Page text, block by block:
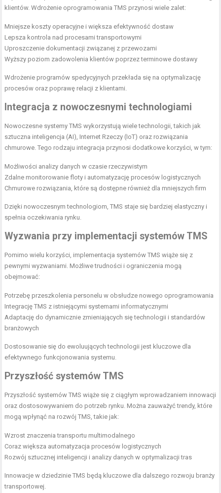
klientów. Wdrożenie oprogramowania TMS przynosi wiele zalet:
Mniejsze koszty operacyjne i większa efektywność dostaw
Lepsza kontrola nad procesami transportowymi
Uproszczenie dokumentacji związanej z przewozami
Wyższy poziom zadowolenia klientów poprzez terminowe dostawy
Wdrożenie programów spedycyjnych przekłada się na optymalizację
procesów oraz poprawę relacji z klientami.
Integracja z nowoczesnymi technologiami
Nowoczesne systemy TMS wykorzystują wiele technologii, takich jak
sztuczna inteligencja (AI), Internet Rzeczy (IoT) oraz rozwiązania
chmurowe. Tego rodzaju integracja przynosi dodatkowe korzyści, w tym:
Możliwości analizy danych w czasie rzeczywistym
Zdalne monitorowanie floty i automatyzację procesów logistycznych
Chmurowe rozwiązania, które są dostępne również dla mniejszych firm
Dzięki nowoczesnym technologiom, TMS staje się bardziej elastyczny i
spełnia oczekiwania rynku.
Wyzwania przy implementacji systemów TMS
Pomimo wielu korzyści, implementacja systemów TMS wiąże się z
pewnymi wyzwaniami. Możliwe trudności i ograniczenia mogą
obejmować:
Potrzebę przeszkolenia personelu w obsłudze nowego oprogramowania
Integrację TMS z istniejącymi systemami informatycznymi
Adaptację do dynamicznie zmieniających się technologii i standardów
branżowych
Dostosowanie się do ewoluujących technologii jest kluczowe dla
efektywnego funkcjonowania systemu.
Przyszłość systemów TMS
Przyszłość systemów TMS wiąże się z ciągłym wprowadzaniem innowacji
oraz dostosowywaniem do potrzeb rynku. Można zauważyć trendy, które
mogą wpłynąć na rozwój TMS, takie jak:
Wzrost znaczenia transportu multimodalnego
Coraz większa automatyzacja procesów logistycznych
Rozwój sztucznej inteligencji i analizy danych w optymalizacji tras
Innowacje w dziedzinie TMS będą kluczowe dla dalszego rozwoju branży
transportowej.